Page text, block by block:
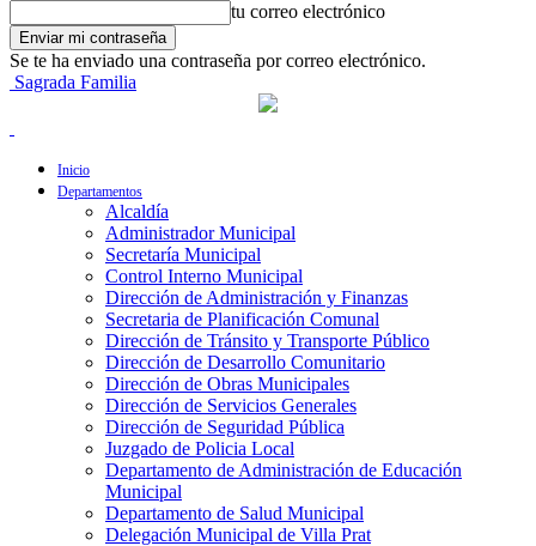
tu correo electrónico
Se te ha enviado una contraseña por correo electrónico.
Sagrada Familia
Inicio
Departamentos
Alcaldía
Administrador Municipal
Secretaría Municipal
Control Interno Municipal
Dirección de Administración y Finanzas
Secretaria de Planificación Comunal
Dirección de Tránsito y Transporte Público
Dirección de Desarrollo Comunitario
Dirección de Obras Municipales
Dirección de Servicios Generales
Dirección de Seguridad Pública
Juzgado de Policia Local
Departamento de Administración de Educación
Municipal
Departamento de Salud Municipal
Delegación Municipal de Villa Prat